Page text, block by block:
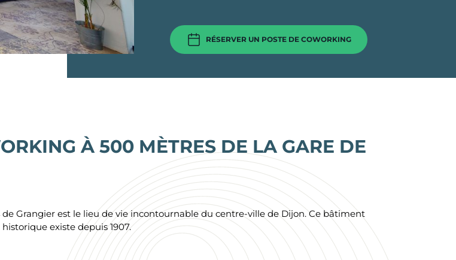
Lyon Bellecour
Nice
Toulouse
Toulouse Ramblas
Toulouse Saint-Aubin
RÉSERVER UN POSTE DE COWORKING
À 500 MÈTRES DE LA GARE DE
de Grangier est le lieu de vie incontournable du centre-ville de Dijon. Ce bâtiment
existe depuis 1907.